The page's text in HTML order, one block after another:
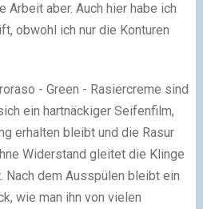
Arbeit aber. Auch hier habe ich
obwohl ich nur die Konturen
- Green - Rasiercreme sind
ein hartnäckiger Seifenfilm,
erhalten bleibt und die Rasur
Widerstand gleitet die Klinge
Nach dem Ausspülen bleibt ein
wie man ihn von vielen